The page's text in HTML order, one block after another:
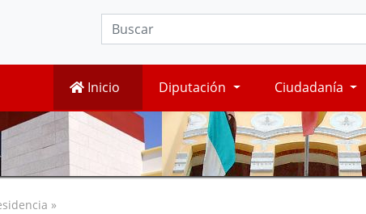
Inicio Diputación Ciudadanía
»